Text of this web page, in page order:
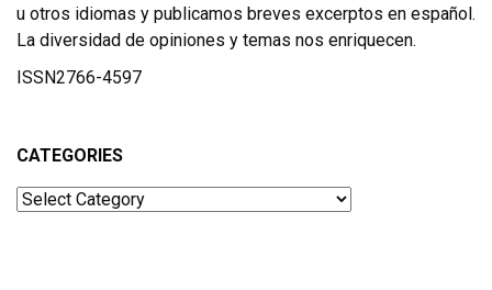
u otros idiomas y publicamos breves excerptos en español.
La diversidad de opiniones y temas nos enriquecen.
ISSN2766-4597
CATEGORIES
Categories